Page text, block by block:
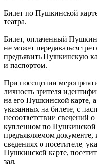
Билет по Пушкинской
театра.
Билет, оплаченный
не может передаваться
предъявить Пушкинскую
и паспортом.
При посещении
личность зрителя
на его Пушкинской карте,
указанных на билете, с
несоответствии сведений
купленном по Пушкинской
предъявляемом
сведениях о посетителе,
Пушкинской карте,
зал.